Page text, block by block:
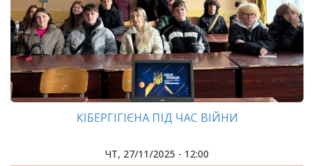
КІБЕРГІГІЄНА ПІД ЧАС ВІЙНИ
ЧТ, 27/11/2025 - 12:00